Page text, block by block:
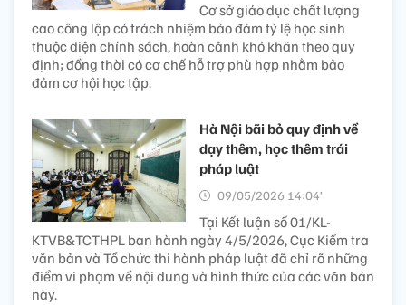
Cơ sở giáo dục chất lượng
cao công lập có trách nhiệm bảo đảm tỷ lệ học sinh
thuộc diện chính sách, hoàn cảnh khó khăn theo quy
định; đồng thời có cơ chế hỗ trợ phù hợp nhằm bảo
đảm cơ hội học tập.
Hà Nội bãi bỏ quy định về
dạy thêm, học thêm trái
pháp luật
09/05/2026 14:04’
Tại Kết luận số 01/KL-
KTVB&TCTHPL ban hành ngày 4/5/2026, Cục Kiểm tra
văn bản và Tổ chức thi hành pháp luật đã chỉ rõ những
điểm vi phạm về nội dung và hình thức của các văn bản
này.